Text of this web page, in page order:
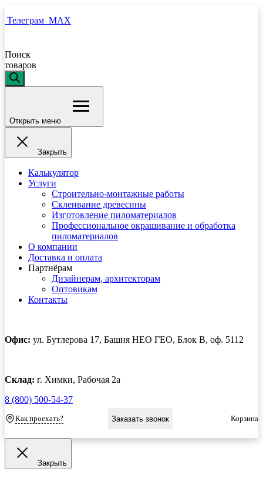
Телеграм MAX
Поиск
товаров
Открыть меню
Закрыть
Калькулятор
Услуги
Строительно-монтажные работы
Склеивание древесины
Изготовление пиломатериалов
Профессиональное окрашивание и обработка
пиломатериалов
О компании
Доставка и оплата
Партнёрам
Дизайнерам, архитекторам
Оптовикам
Контакты
Офис: ул. Бутлерова 17, Башня НЕО ГЕО, Блок В, оф. 5112
Склад: г. Химки, Рабочая 2а
8 (800) 500-54-37
Как проехать? Заказать звонок Корзина
Закрыть